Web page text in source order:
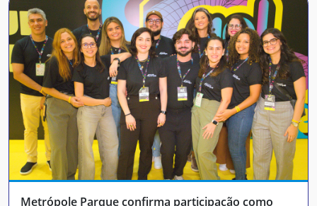
Metrópole Parque confirma participação como